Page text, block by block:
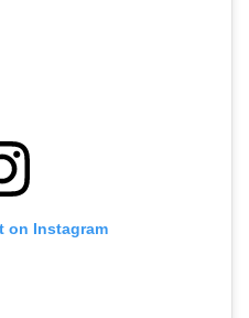
on Instagram